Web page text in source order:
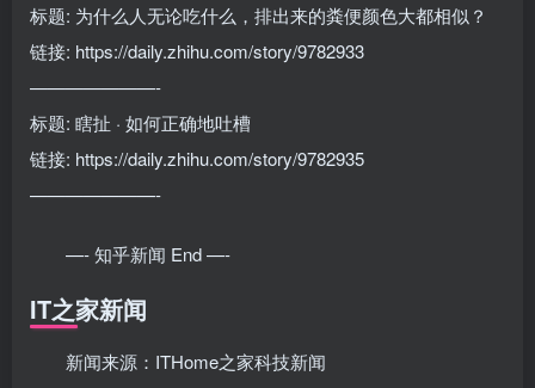
标题: 为什么人无论吃什么，排出来的粪便颜色大都相似？
链接: https://daily.zhihu.com/story/9782933
———————-
标题: 瞎扯 · 如何正确地吐槽
链接: https://daily.zhihu.com/story/9782935
———————-
—- 知乎新闻 End —-
IT之家新闻
新闻来源：ITHome之家科技新闻